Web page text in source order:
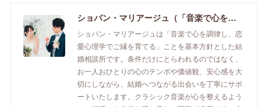
ショパン・マリアージュ（「音楽で心を調律し恋愛心理学でご縁を育てる」釧路市の結婚相談所）/ 全国結婚相談事業者連盟正規加盟店 / cherry-piano.com
ショパン・マリアージュは「音楽で心を調律し、恋
愛心理学でご縁を育てる」ことを基本方針とした結
婚相談所です。条件だけにとらわれるのではなく、
お一人おひとりの心のテンポや価値観、安心感を大
切にしながら、結婚へつながる出会いを丁寧にサポ
ートいたします。クラシック音楽が心を整えるよう